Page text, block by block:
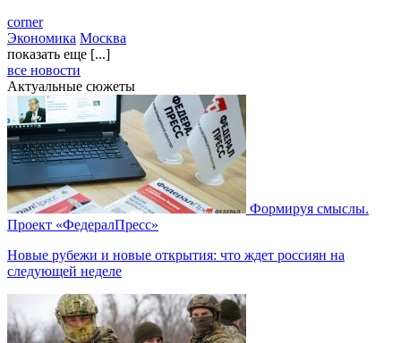
corner
Экономика Москва
показать еще [...]
все новости
Актуальные сюжеты
Формируя смыслы.
Проект «ФедералПресс»
Новые рубежи и новые открытия: что ждет россиян на
следующей неделе